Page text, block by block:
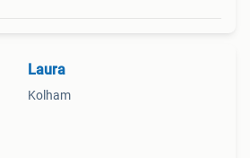
Laura
Kolham